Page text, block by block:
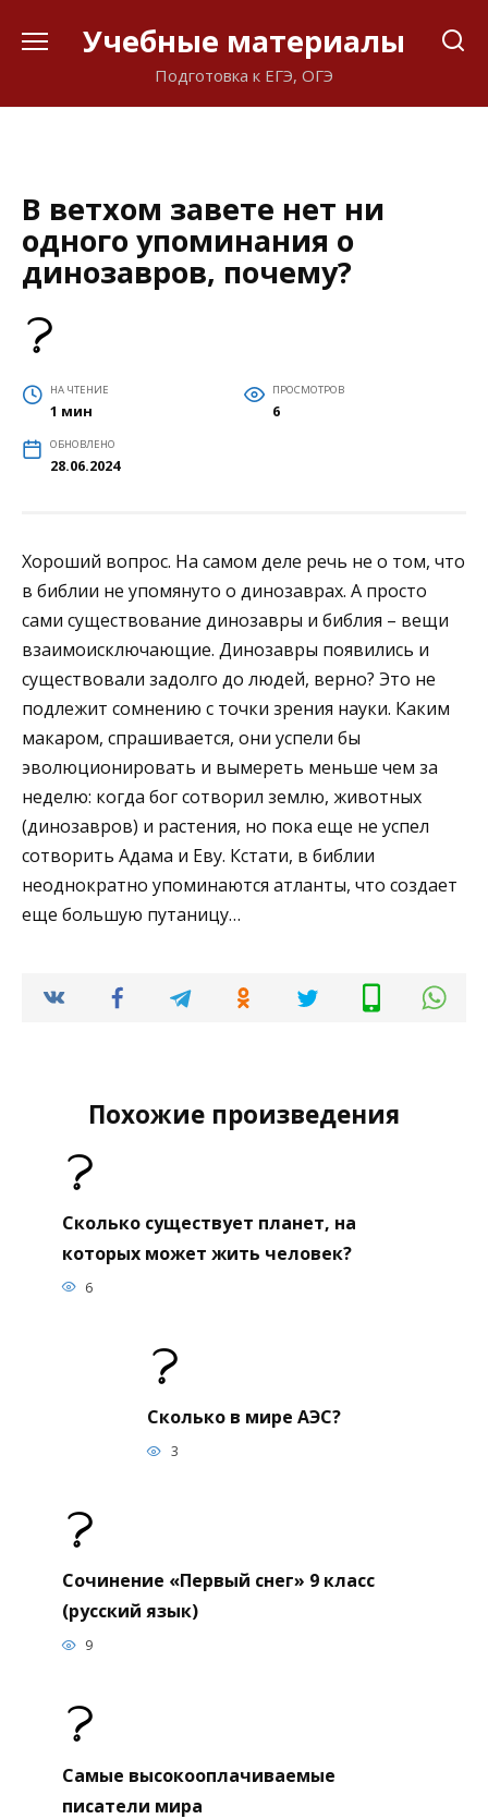
Учебные материалы
Подготовка к ЕГЭ, ОГЭ
В ветхом завете нет ни
одного упоминания о
динозавров, почему?
НА ЧТЕНИЕ
1 мин
ПРОСМОТРОВ
6
ОБНОВЛЕНО
28.06.2024
Хороший вопрос. На самом деле речь не о том, что
в библии не упомянуто о динозаврах. А просто
сами существование динозавры и библия – вещи
взаимоисключающие. Динозавры появились и
существовали задолго до людей, верно? Это не
подлежит сомнению с точки зрения науки. Каким
макаром, спрашивается, они успели бы
эволюционировать и вымереть меньше чем за
неделю: когда бог сотворил землю, животных
(динозавров) и растения, но пока еще не успел
сотворить Адама и Еву. Кстати, в библии
неоднократно упоминаются атланты, что создает
еще большую путаницу…
Похожие произведения
Сколько существует планет, на
которых может жить человек?
6
Сколько в мире АЭС?
3
Сочинение «Первый снег» 9 класс
(русский язык)
9
Самые высокооплачиваемые
писатели мира